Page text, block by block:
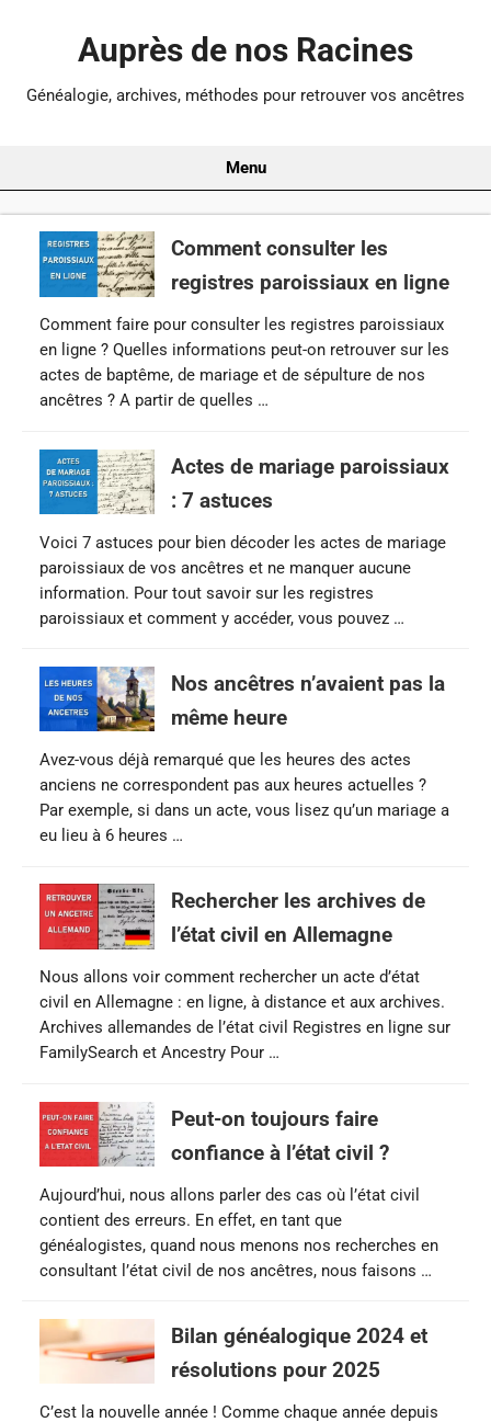
Auprès de nos Racines
Généalogie, archives, méthodes pour retrouver vos ancêtres
Menu
Comment consulter les
registres paroissiaux en ligne
Comment faire pour consulter les registres paroissiaux
en ligne ? Quelles informations peut-on retrouver sur les
actes de baptême, de mariage et de sépulture de nos
ancêtres ? A partir de quelles …
Actes de mariage paroissiaux
: 7 astuces
Voici 7 astuces pour bien décoder les actes de mariage
paroissiaux de vos ancêtres et ne manquer aucune
information. Pour tout savoir sur les registres
paroissiaux et comment y accéder, vous pouvez …
Nos ancêtres n’avaient pas la
même heure
Avez-vous déjà remarqué que les heures des actes
anciens ne correspondent pas aux heures actuelles ?
Par exemple, si dans un acte, vous lisez qu’un mariage a
eu lieu à 6 heures …
Rechercher les archives de
l’état civil en Allemagne
Nous allons voir comment rechercher un acte d’état
civil en Allemagne : en ligne, à distance et aux archives.
Archives allemandes de l’état civil Registres en ligne sur
FamilySearch et Ancestry Pour …
Peut-on toujours faire
confiance à l’état civil ?
Aujourd’hui, nous allons parler des cas où l’état civil
contient des erreurs. En effet, en tant que
généalogistes, quand nous menons nos recherches en
consultant l’état civil de nos ancêtres, nous faisons …
Bilan généalogique 2024 et
résolutions pour 2025
C’est la nouvelle année ! Comme chaque année depuis